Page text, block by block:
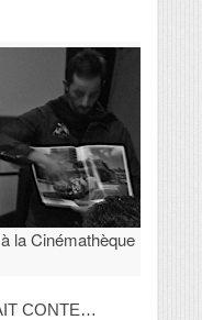
la Cinémathèque
CONTE…